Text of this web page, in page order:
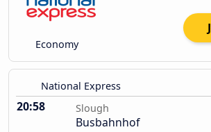
Economy
National Express
20:58 Slough
Busbahnhof